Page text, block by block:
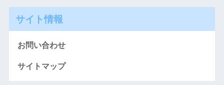
サイト情報
お問い合わせ
サイトマップ